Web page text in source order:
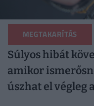
MEGTAKARÍTÁS
Súlyos hibát
amikor
úszhat el végleg